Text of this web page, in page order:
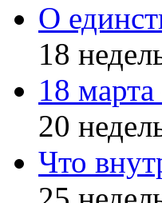
О
18
18
20
Что